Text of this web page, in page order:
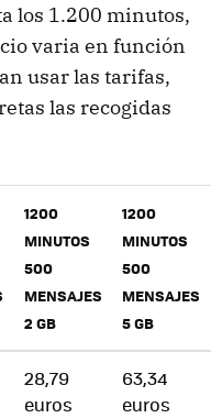
los 1.200 minutos,
varia en función
usar las tarifas,
las recogidas
1200
MINUTOS
500
MENSAJES
2 GB
1200
MINUTOS
500
MENSAJES
5 GB
28,79
euros
63,34
euros